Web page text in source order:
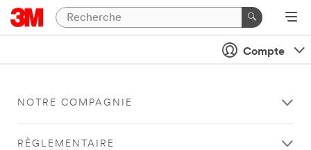
Compte
NOTRE COMPAGNIE
RÈGLEMENTAIRE